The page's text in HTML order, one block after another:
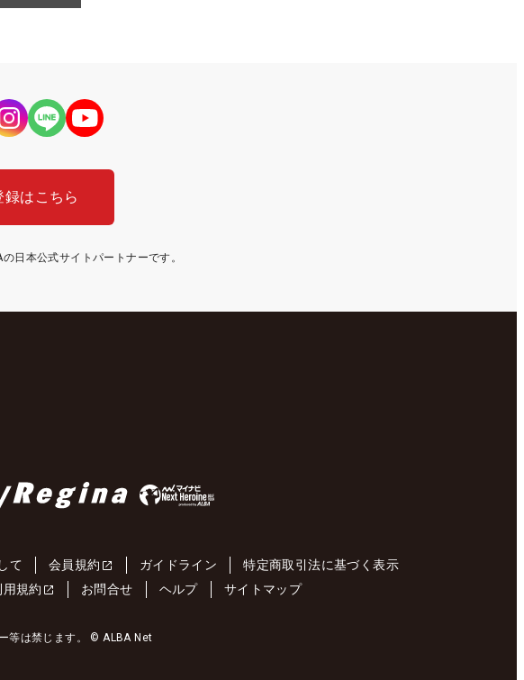
録はこちら
日本公式サイトパートナーです。
て 会員規約 ガイドライン
特定商取引法に基づく表示
規約 お問合せ ヘルプ サイトマップ
等は禁じます。 © ALBA Net